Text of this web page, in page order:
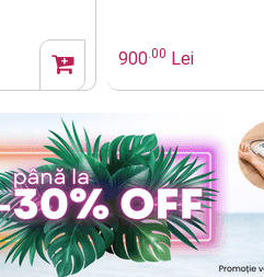
900.00 Lei